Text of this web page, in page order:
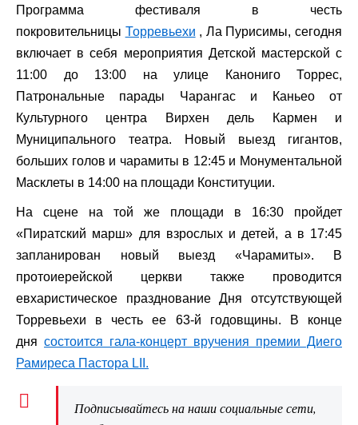
Программа фестиваля в честь
покровительницы Торревьехи , Ла Пурисимы, сегодня
включает в себя мероприятия Детской мастерской с
11:00 до 13:00 на улице Канониго Торрес,
Патрональные парады Чарангас и Каньео от
Культурного центра Вирхен дель Кармен и
Муниципального театра. Новый выезд гигантов,
больших голов и чарамиты в 12:45 и Монументальной
Масклеты в 14:00 на площади Конституции.
На сцене на той же площади в 16:30 пройдет
«Пиратский марш» для взрослых и детей, а в 17:45
запланирован новый выезд «Чарамиты». В
протоиерейской церкви также проводится
евхаристическое празднование Дня отсутствующей
Торревьехи в честь ее 63-й годовщины. В конце
дня состоится гала-концерт вручения премии Диего
Рамиреса Пастора LII.
Подписывайтесь на наши социальные сети,